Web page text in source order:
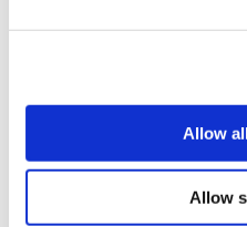
Allow
Allow